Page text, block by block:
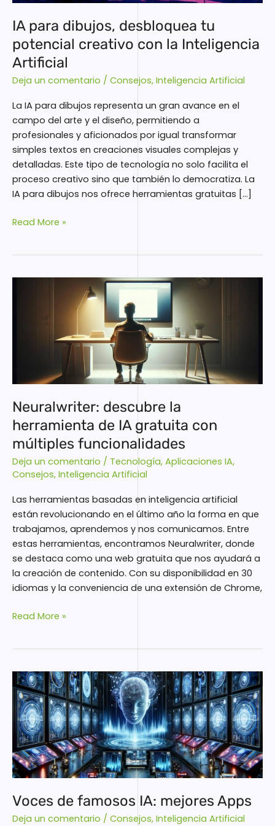
IA para dibujos, desbloquea tu
potencial creativo con la Inteligencia
Artificial
Deja un comentario / Consejos, Inteligencia Artificial
La IA para dibujos representa un gran avance en el
campo del arte y el diseño, permitiendo a
profesionales y aficionados por igual transformar
simples textos en creaciones visuales complejas y
detalladas. Este tipo de tecnología no solo facilita el
proceso creativo sino que también lo democratiza. La
IA para dibujos nos ofrece herramientas gratuitas […]
con
la
Inteligencia
Artificial
Read More »
Neuralwriter: descubre la
herramienta de IA gratuita con
múltiples funcionalidades
Deja un comentario / Tecnología, Aplicaciones IA,
Consejos, Inteligencia Artificial
Las herramientas basadas en inteligencia artificial
están revolucionando en el último año la forma en que
trabajamos, aprendemos y nos comunicamos. Entre
estas herramientas, encontramos Neuralwriter, donde
se destaca como una web gratuita que nos ayudará a
la creación de contenido. Con su disponibilidad en 30
idiomas y la conveniencia de una extensión de Chrome,
gratuita
con
múltiples
funcionalidades
Read More »
Voces de famosos IA: mejores Apps
Deja un comentario / Consejos, Inteligencia Artificial
Voces
de
famosos
IA:
mejores
Apps